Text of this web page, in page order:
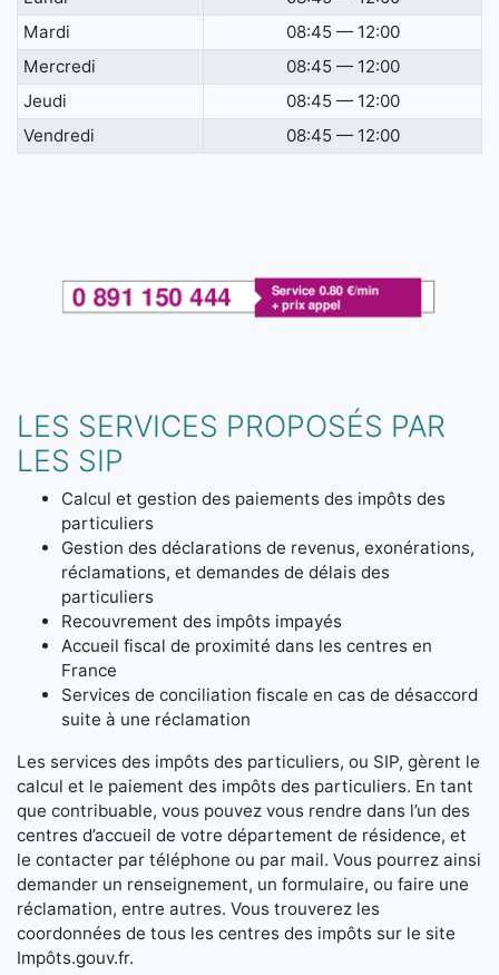
Mardi
08:45 — 12:00
Mercredi
08:45 — 12:00
Jeudi
08:45 — 12:00
Vendredi
08:45 — 12:00
LES SERVICES PROPOSÉS PAR
LES SIP
Calcul et gestion des paiements des impôts des
particuliers
Gestion des déclarations de revenus, exonérations,
réclamations, et demandes de délais des
particuliers
Recouvrement des impôts impayés
Accueil fiscal de proximité dans les centres en
France
Services de conciliation fiscale en cas de désaccord
suite à une réclamation
Les services des impôts des particuliers, ou SIP, gèrent le
calcul et le paiement des impôts des particuliers. En tant
que contribuable, vous pouvez vous rendre dans l’un des
centres d’accueil de votre département de résidence, et
le contacter par téléphone ou par mail. Vous pourrez ainsi
demander un renseignement, un formulaire, ou faire une
réclamation, entre autres. Vous trouverez les
coordonnées de tous les centres des impôts sur le site
Impôts.gouv.fr.